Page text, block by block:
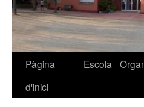
Vés
Pàgina
d'inici
Escola